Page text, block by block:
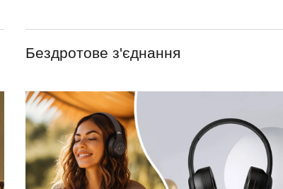
Бездротове з'єднання